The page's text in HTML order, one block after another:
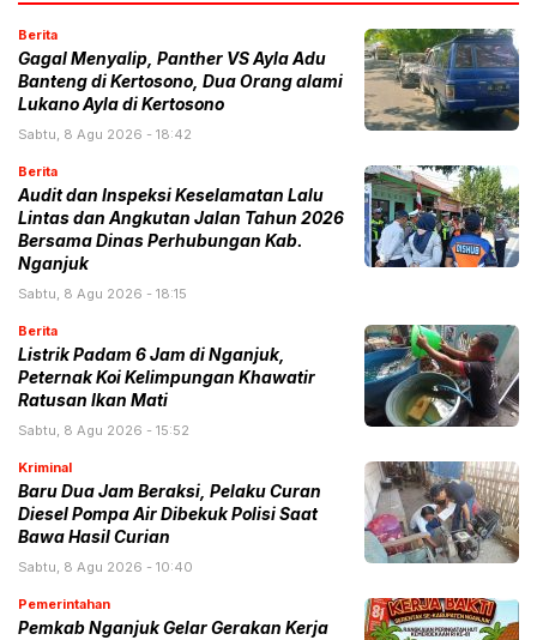
Berita
Gagal Menyalip, Panther VS Ayla Adu
Banteng di Kertosono, Dua Orang alami
Lukano Ayla di Kertosono
Sabtu, 8 Agu 2026 - 18:42
Berita
Audit dan Inspeksi Keselamatan Lalu
Lintas dan Angkutan Jalan Tahun 2026
Bersama Dinas Perhubungan Kab.
Nganjuk
Sabtu, 8 Agu 2026 - 18:15
Berita
Listrik Padam 6 Jam di Nganjuk,
Peternak Koi Kelimpungan Khawatir
Ratusan Ikan Mati
Sabtu, 8 Agu 2026 - 15:52
Kriminal
Baru Dua Jam Beraksi, Pelaku Curan
Diesel Pompa Air Dibekuk Polisi Saat
Bawa Hasil Curian
Sabtu, 8 Agu 2026 - 10:40
Pemerintahan
Pemkab Nganjuk Gelar Gerakan Kerja